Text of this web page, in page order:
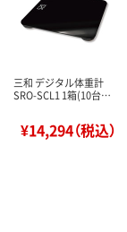
三和 デジタル体重計
SRO-SCL1 1箱(10台…
¥14,294（税込）